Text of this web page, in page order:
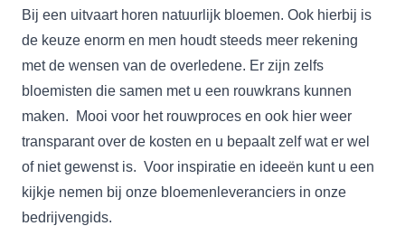
Bij een uitvaart horen natuurlijk bloemen. Ook hierbij is
de keuze enorm en men houdt steeds meer rekening
met de wensen van de overledene. Er zijn zelfs
bloemisten die samen met u een rouwkrans kunnen
maken. Mooi voor het rouwproces en ook hier weer
transparant over de kosten en u bepaalt zelf wat er wel
of niet gewenst is. Voor inspiratie en ideeën kunt u een
kijkje nemen bij onze bloemenleveranciers in onze
bedrijvengids.